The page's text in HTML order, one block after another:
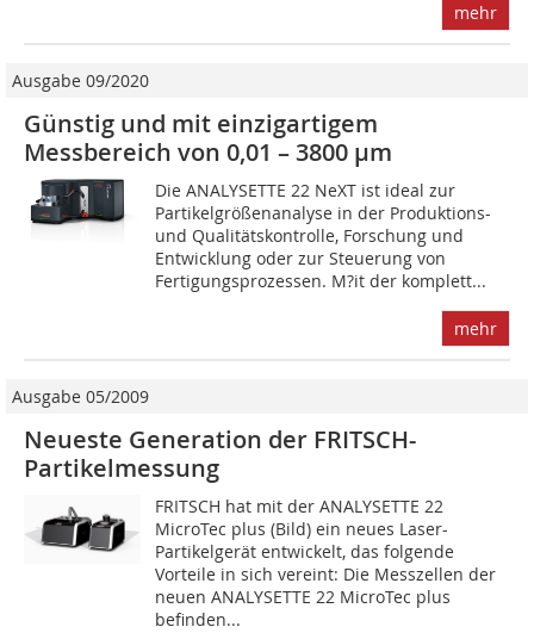
mehr
Ausgabe 09/2020
Günstig und mit einzigartigem
Messbereich von 0,01 – 3800 µm
Die ANALYSETTE 22 NeXT ist ideal zur
Partikelgrößenanalyse in der Produktions-
und Qualitätskontrolle, Forschung und
Entwicklung oder zur Steuerung von
Fertigungsprozessen. M?it der komplett...
mehr
Ausgabe 05/2009
Neueste Generation der FRITSCH-
Partikelmessung
FRITSCH hat mit der ANALYSETTE 22
MicroTec plus (Bild) ein neues Laser-
Partikelgerät entwickelt, das folgende
Vorteile in sich vereint: Die Messzellen der
neuen ANALYSETTE 22 MicroTec plus
befinden...